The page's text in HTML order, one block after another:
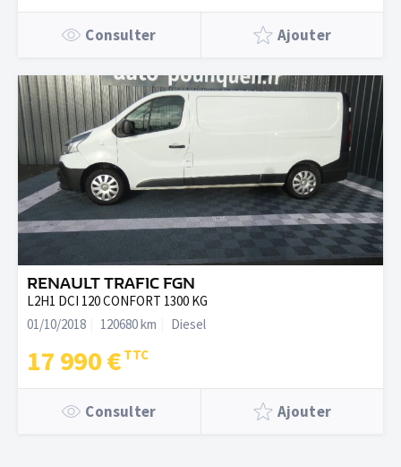
Consulter Ajouter
RENAULT TRAFIC FGN
L2H1 DCI 120 CONFORT 1300 KG
01/10/2018
120680 km Diesel
17 990 €
Consulter Ajouter